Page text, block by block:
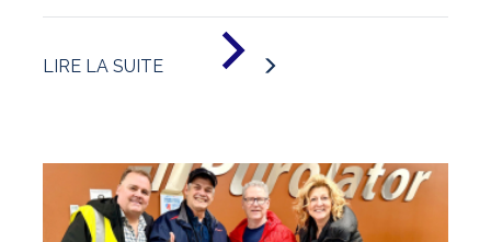
LIRE LA SUITE
«
LA
FAIT
UN
DON
DE